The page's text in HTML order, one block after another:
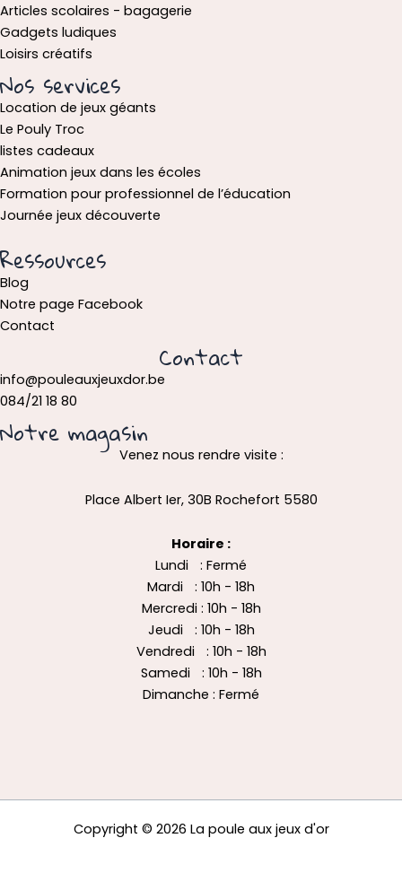
Articles scolaires - bagagerie
Gadgets ludiques
Loisirs créatifs
Nos services
Location de jeux géants
Le Pouly Troc
listes cadeaux
Animation jeux dans les écoles
Formation pour professionnel de l’éducation
Journée jeux découverte
Ressources
Blog
Notre page Facebook
Contact
Contact
info@pouleauxjeuxdor.be
084/21 18 80
Notre magasin
Venez nous rendre visite :
Place Albert Ier, 30B Rochefort 5580
Horaire :
Lundi : Fermé
Mardi : 10h - 18h
Mercredi : 10h - 18h
Jeudi : 10h - 18h
Vendredi : 10h - 18h
Samedi : 10h - 18h
Dimanche : Fermé
Copyright © 2026 La poule aux jeux d'or